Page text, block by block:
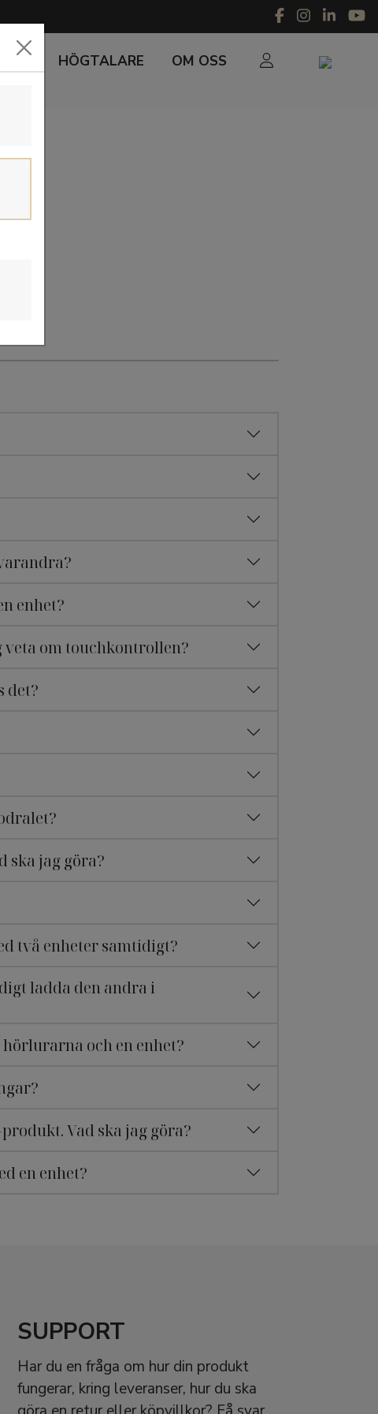
HÖGTALARE OM OSS
enhet?
veta om touchkontrollen?
det?
ska jag göra?
två enheter samtidigt?
ladda den andra i
och en enhet?
Vad ska jag göra?
en enhet?
SUPPORT
Har du en fråga om hur din produkt
fungerar, kring leveranser, hur du ska